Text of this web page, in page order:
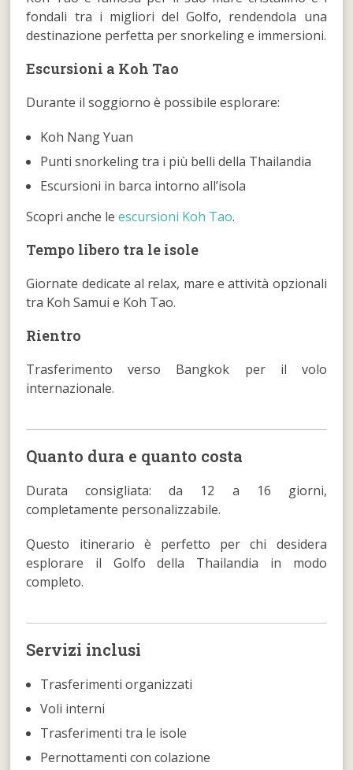
fondali tra i migliori del Golfo, rendendola una
destinazione perfetta per snorkeling e immersioni.
Escursioni a Koh Tao
Durante il soggiorno è possibile esplorare:
Koh Nang Yuan
Punti snorkeling tra i più belli della Thailandia
Escursioni in barca intorno all’isola
Scopri anche leescursioni Koh Tao.
Tempo libero tra le isole
Giornate dedicate al relax, mare e attività opzionali
tra Koh Samui e Koh Tao.
Rientro
Trasferimento verso Bangkok per il volo
internazionale.
Quanto dura e quanto costa
Durata consigliata: da 12 a 16 giorni,
completamente personalizzabile.
Questo itinerario è perfetto per chi desidera
esplorare il Golfo della Thailandia in modo
completo.
Servizi inclusi
Trasferimenti organizzati
Voli interni
Trasferimenti tra le isole
Pernottamenti con colazione